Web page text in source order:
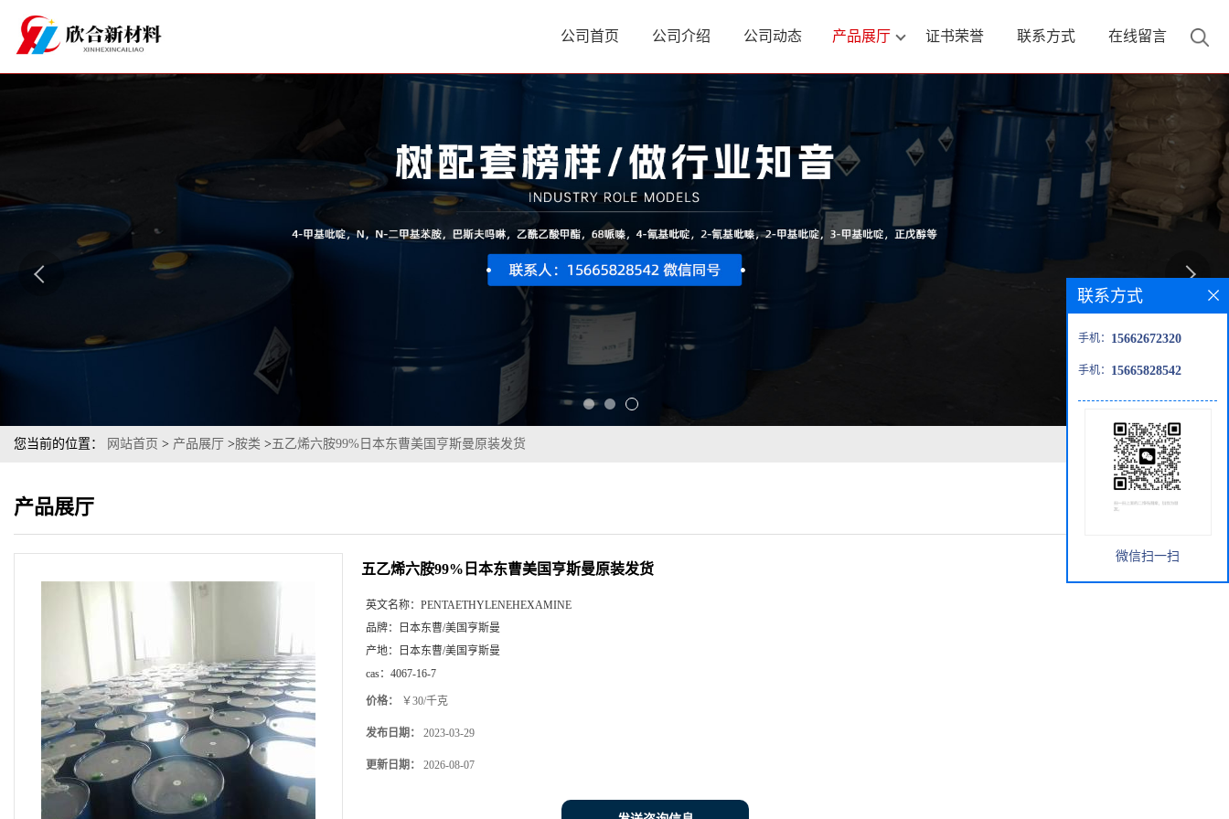
公司首页 公司介绍 公司动态 产品展厅 证书荣誉 联系方式 在线留言
您当前的位置： 网站首页 > 产品展厅 >胺类 >五乙烯六胺99%日本东曹美国亨斯曼原装发货
产品展厅
五乙烯六胺99%日本东曹美国亨斯曼原装发货
英文名称： PENTAETHYLENEHEXAMINE
品牌：
日本东曹/美国亨斯曼
产地：
日本东曹/美国亨斯曼
cas： 4067-16-7
价格： ￥30/千克
发布日期： 2023-03-29
更新日期： 2026-08-07
联系方式
手机： 15662672320
手机： 15665828542
微信扫一扫